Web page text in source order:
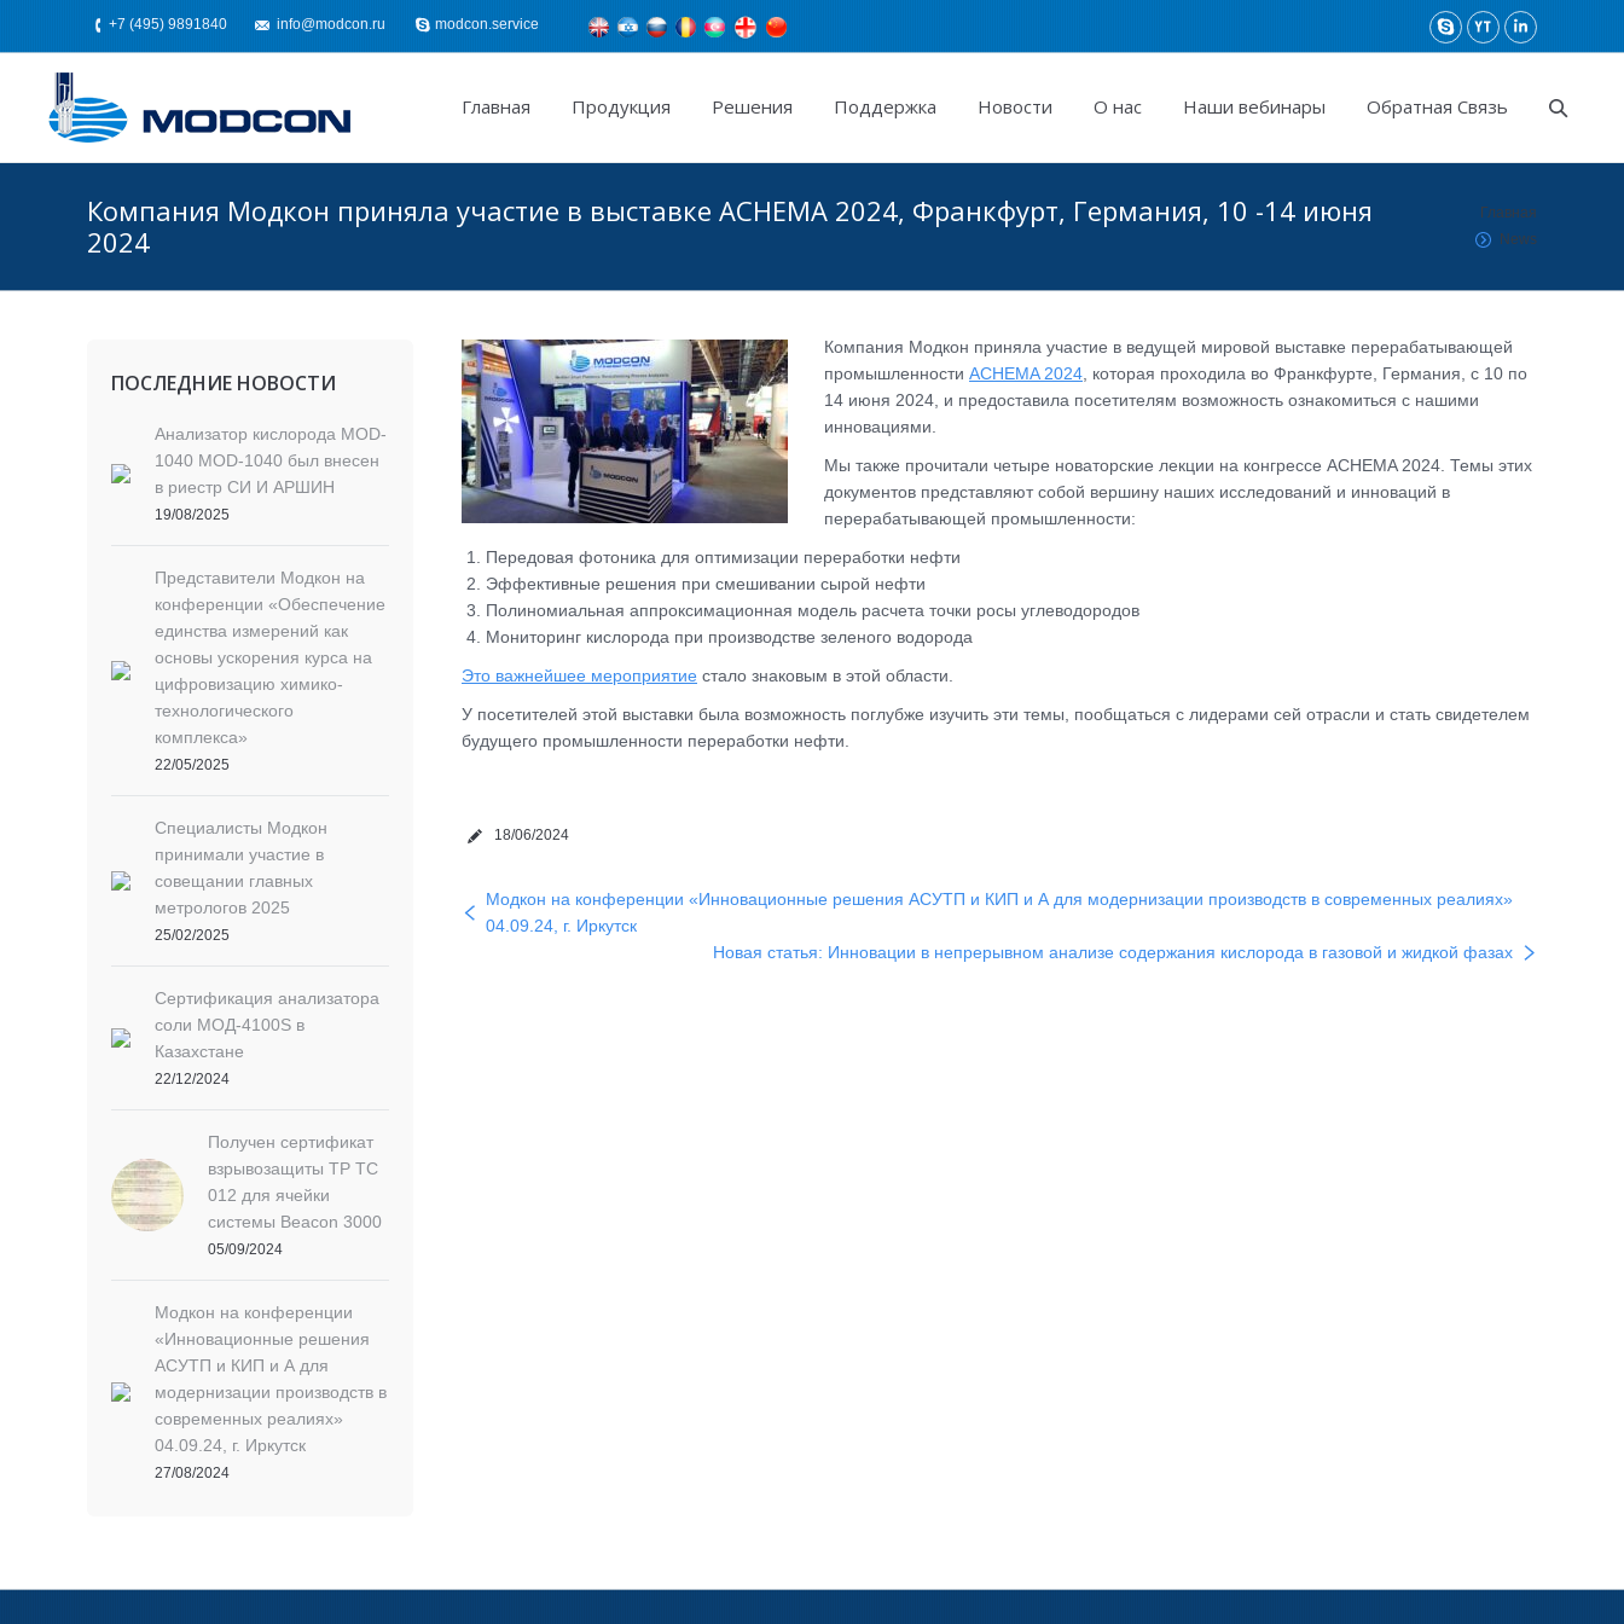
+7 (495) 9891840 info@modcon.ru modcon.service
Главная Продукция Pешения Поддержка Новости О нас Наши вебинары Обратная Связь
Компания Модкон приняла участие в выставке ACHEMA 2024, Франкфурт, Германия, 10 -14 июня
2024
You are here:
Главная
News
Компания Модкон приняла участие в ведущей мировой выставке перерабатывающей
промышленности ACHEMA 2024 , которая проходила во Франкфурте, Германия, с 10 по
14 июня 2024, и предоставила посетителям возможность ознакомиться с нашими
инновациями.
Мы также прочитали четыре новаторские лекции на конгрессе ACHEMA 2024. Темы этих
документов представляют собой вершину наших исследований и инноваций в
перерабатывающей промышленности:
Передовая фотоника для оптимизации переработки нефти
Эффективные решения при смешивании сырой нефти
Полиномиальная аппроксимационная модель расчета точки росы углеводородов
Мониторинг кислорода при производстве зеленого водорода
Это важнейшее мероприятие стало знаковым в этой области.
У посетителей этой выставки была возможность поглубже изучить эти темы, пообщаться с лидерами сей отрасли и стать свидетелем
будущего промышленности переработки нефти.
18/06/2024
Модкон на конференции «Инновационные решения АСУТП и КИП и А для модернизации производств в современных реалиях»
04.09.24, г. Иркутск
Новая статья: Инновации в непрерывном анализе содержания кислорода в газовой и жидкой фазах
ПОСЛЕДНИЕ НОВОСТИ
Aнализатор кислорода MOD-
1040 MOD-1040 был внесен
в риестр СИ И АРШИН
19/08/2025
Представители Модкон на
конференции «Обеспечение
единства измерений как
основы ускорения курса на
цифровизацию химико-
технологического
комплекса»
22/05/2025
Специалисты Модкон
принимали участие в
совещании главных
метрологов 2025
25/02/2025
Сертификация анализатора
соли МОД-4100S в
Казахстане
22/12/2024
Получен сертификат
взрывозащиты ТР ТС
012 для ячейки
системы Beacon 3000
05/09/2024
Модкон на конференции
«Инновационные решения
АСУТП и КИП и А для
модернизации производств в
современных реалиях»
04.09.24, г. Иркутск
27/08/2024